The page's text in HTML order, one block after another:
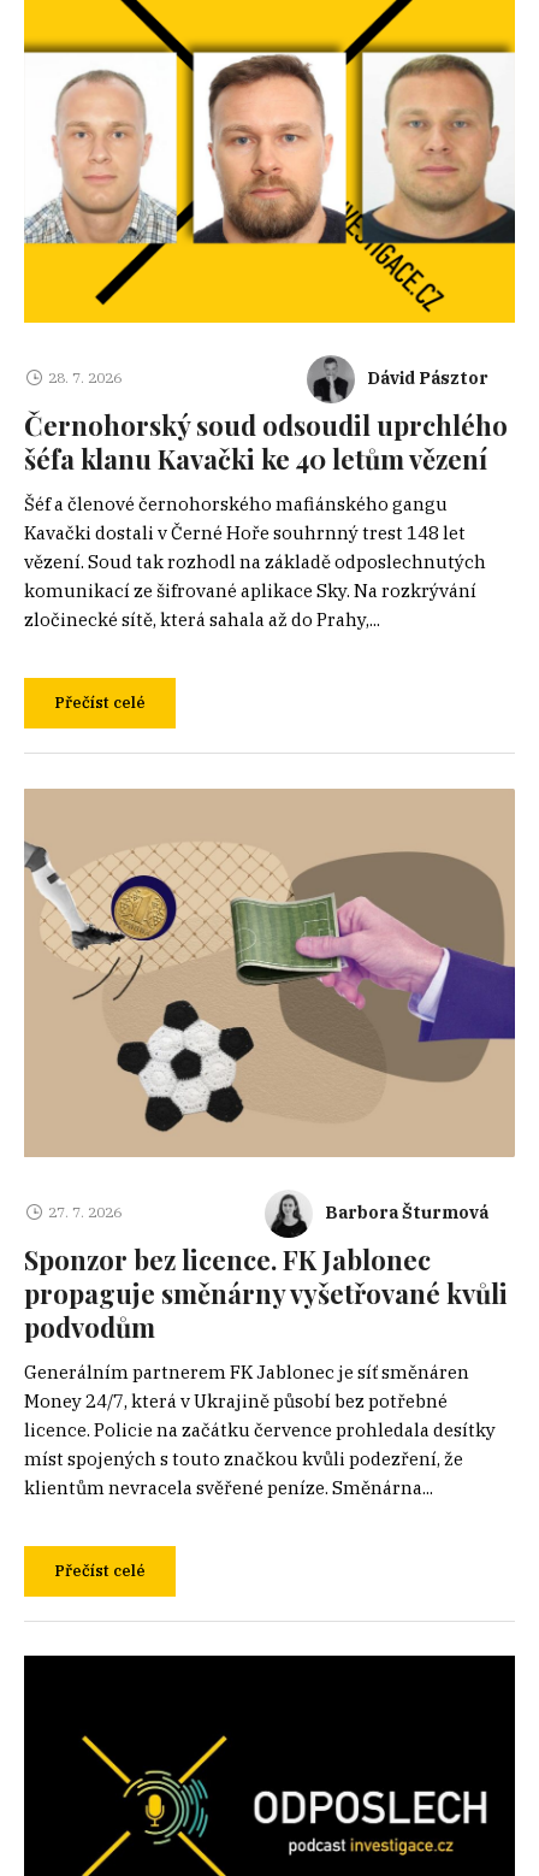
28. 7. 2026 Dávid Pásztor
Černohorský soud odsoudil uprchlého
šéfa klanu Kavački ke 40 letům vězení
Šéf a členové černohorského mafiánského gangu
Kavački dostali v Černé Hoře souhrnný trest 148 let
vězení. Soud tak rozhodl na základě odposlechnutých
komunikací ze šifrované aplikace Sky. Na rozkrývání
zločinecké sítě, která sahala až do Prahy,...
Přečíst celé
27. 7. 2026 Barbora Šturmová
Sponzor bez licence. FK Jablonec
propaguje směnárny vyšetřované kvůli
podvodům
Generálním partnerem FK Jablonec je síť směnáren
Money 24/7, která v Ukrajině působí bez potřebné
licence. Policie na začátku července prohledala desítky
míst spojených s touto značkou kvůli podezření, že
klientům nevracela svěřené peníze. Směnárna...
Přečíst celé